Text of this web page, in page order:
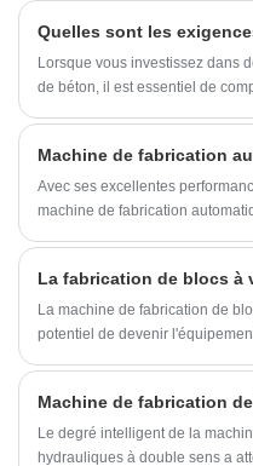
qualité des matériaux de
efficace et plus pratique. Avec
premières, les avantages
Lorsque vous investissez dans
de béton, il est essentiel de
Avec ses excellentes
machine de fabrication
La machine de fabrication de
potentiel de devenir
Le degré intelligent de la
hydrauliques à double sens a